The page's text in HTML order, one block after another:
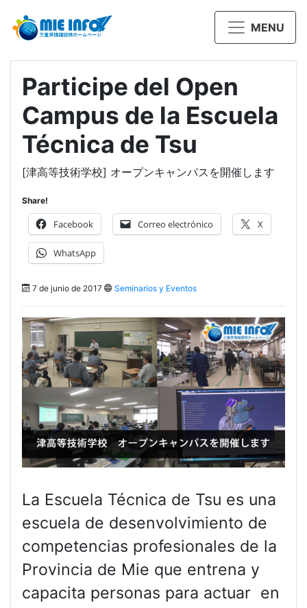
MENU
Participe del Open
Campus de la Escuela
Técnica de Tsu
[津高等技術学校] オープンキャンパスを開催します
Share!
Facebook Correo electrónico X
WhatsApp
7 de junio de 2017 Seminarios y Eventos
La Escuela Técnica de Tsu es una
escuela de desenvolvimiento de
competencias profesionales de la
Provincia de Mie que entrena y
capacita personas para actuar en